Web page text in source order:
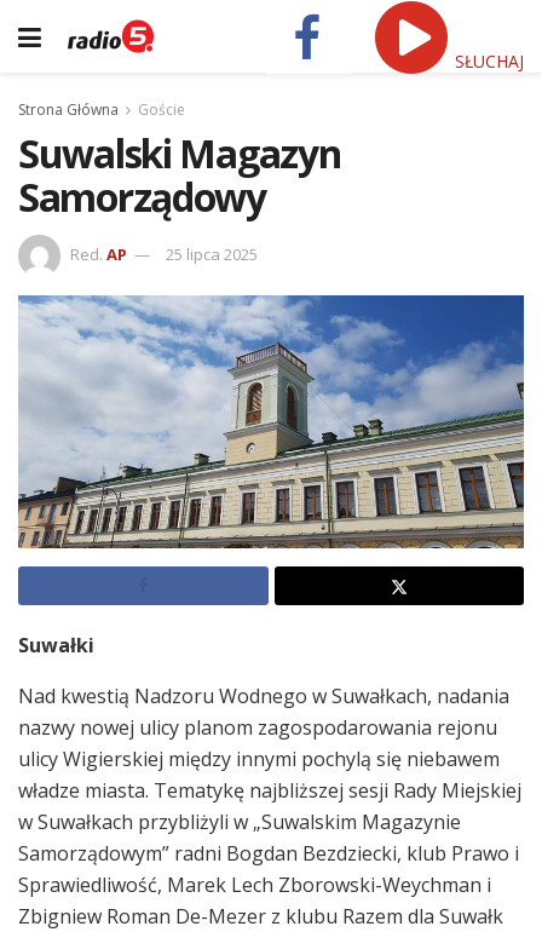
SŁUCHAJ
Strona Główna Goście
Suwalski Magazyn
Samorządowy
Red. AP 25 lipca 2025
Suwałki
Nad kwestią Nadzoru Wodnego w Suwałkach, nadania
nazwy nowej ulicy planom zagospodarowania rejonu
ulicy Wigierskiej między innymi pochylą się niebawem
władze miasta. Tematykę najbliższej sesji Rady Miejskiej
w Suwałkach przybliżyli w „Suwalskim Magazynie
Samorządowym” radni Bogdan Bezdziecki, klub Prawo i
Sprawiedliwość, Marek Lech Zborowski-Weychman i
Zbigniew Roman De-Mezer z klubu Razem dla Suwałk